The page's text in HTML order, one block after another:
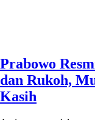
Prabowo
dan Rukoh,
Kasih